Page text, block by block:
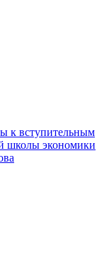
к вступительным
школы экономики